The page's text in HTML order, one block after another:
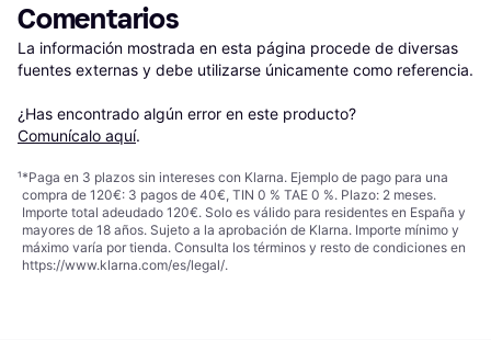
Comentarios
La información mostrada en esta página procede de diversas
fuentes externas y debe utilizarse únicamente como referencia.
¿Has encontrado algún error en este producto?
Comunícalo aquí.
¹*Paga en 3 plazos sin intereses con Klarna. Ejemplo de pago para una
compra de 120€: 3 pagos de 40€, TIN 0 % TAE 0 %. Plazo: 2 meses.
Importe total adeudado 120€. Solo es válido para residentes en España y
mayores de 18 años. Sujeto a la aprobación de Klarna. Importe mínimo y
máximo varía por tienda. Consulta los términos y resto de condiciones en
https://www.klarna.com/es/legal/.